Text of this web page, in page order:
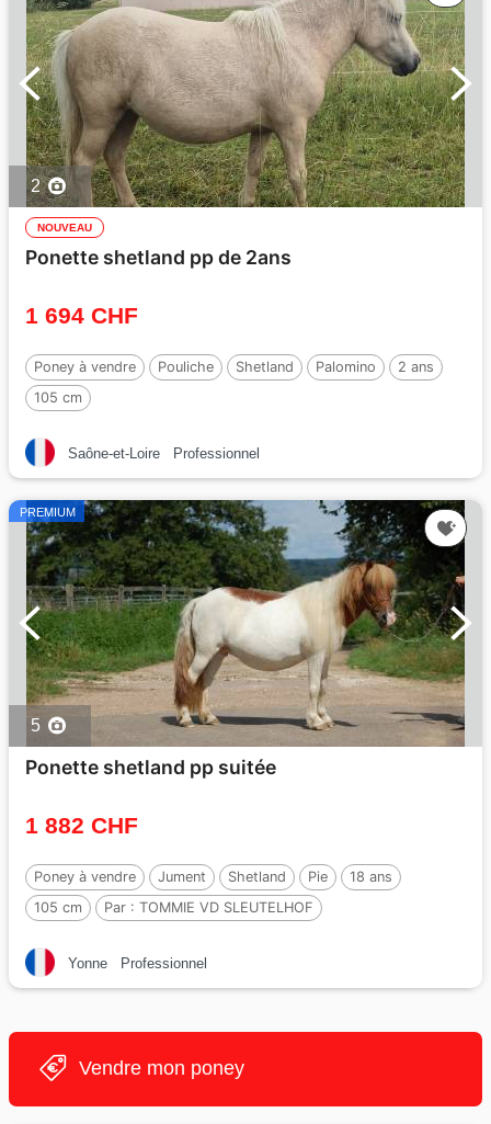
2
NOUVEAU
Ponette shetland pp de 2ans
1 694 CHF
Poney à vendre Pouliche Shetland Palomino
2 ans
105 cm
Saône-et-Loire Professionnel
PREMIUM
5
Ponette shetland pp suitée
1 882 CHF
Poney à vendre Jument Shetland Pie
18 ans
105 cm
Par : TOMMIE VD SLEUTELHOF
Yonne Professionnel
Vendre mon poney